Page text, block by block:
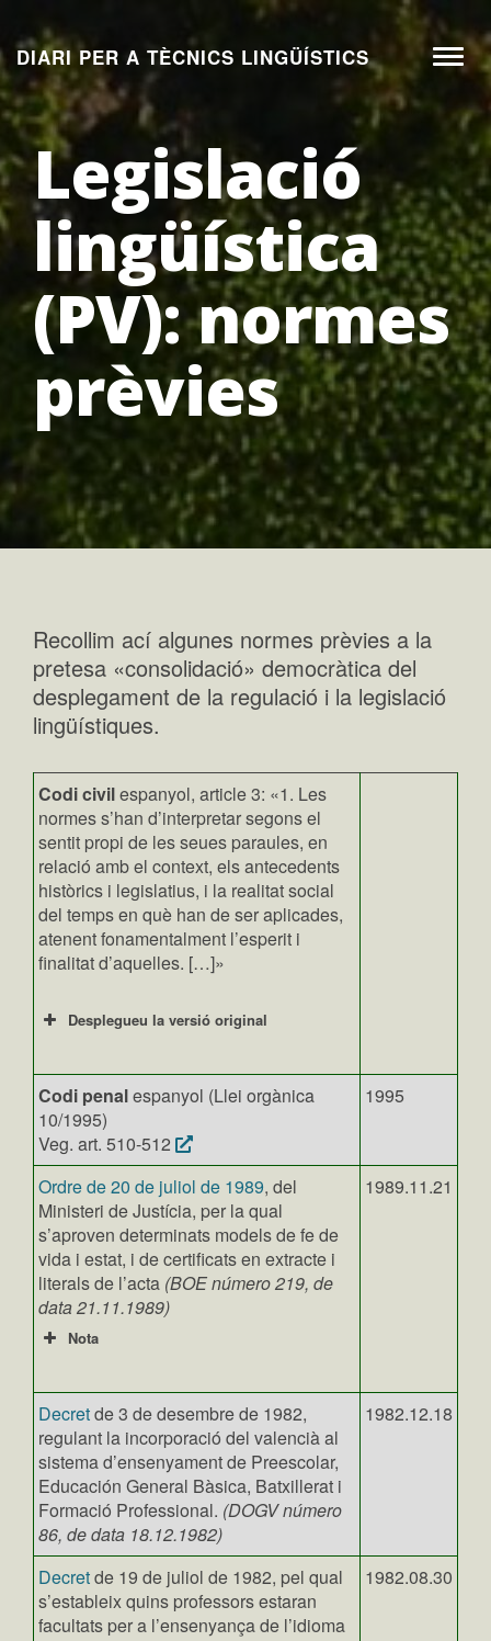
al
contingut
DIARI PER A TÈCNICS LINGÜÍSTICS
Legislació
lingüística
(PV): normes
prèvies
Recollim ací algunes normes prèvies a la
pretesa «consolidació» democràtica del
desplegament de la regulació i la legislació
lingüístiques.
Codi civilespanyol, article 3: «1. Les
normes s’han d’interpretar segons el
sentit propi de les seues paraules, en
relació amb el context, els antecedents
històrics i legislatius, i la realitat social
del temps en què han de ser aplicades,
atenent fonamentalment l’esperit i
finalitat d’aquelles. […]»
Desplegueu la versió original
Codi penalespanyol (Llei orgànica
10/1995)
Veg. art. 510-512
1995
Ordre de 20 de juliol de 1989, del
Ministeri de Justícia, per la qual
s’aproven determinats models de fe de
vida i estat, i de certificats en extracte i
literals de l’acta (BOE número 219, de
data 21.11.1989)
Nota
1989.11.21
Decretde 3 de desembre de 1982,
regulant la incorporació del valencià al
sistema d’ensenyament de Preescolar,
Educación General Bàsica, Batxillerat i
Formació Professional. (DOGV número
86, de data 18.12.1982)
1982.12.18
Decretde 19 de juliol de 1982, pel qual
s’estableix quins professors estaran
facultats per a l’ensenyança de l’idioma
1982.08.30